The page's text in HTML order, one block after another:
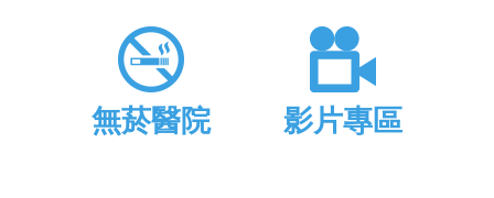
無菸醫院 影片專區